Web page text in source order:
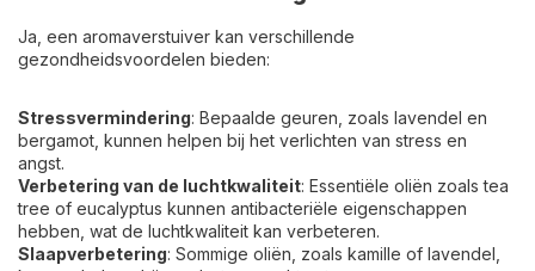
Ja, een aromaverstuiver kan verschillende
gezondheidsvoordelen bieden:
Stressvermindering: Bepaalde geuren, zoals lavendel en
bergamot, kunnen helpen bij het verlichten van stress en
angst.
Verbetering van de luchtkwaliteit: Essentiële oliën zoals tea
tree of eucalyptus kunnen antibacteriële eigenschappen
hebben, wat de luchtkwaliteit kan verbeteren.
Slaapverbetering: Sommige oliën, zoals kamille of lavendel,